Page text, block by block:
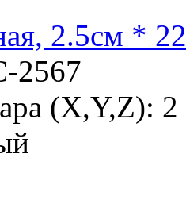
2.5см *
2567
(X,Y,Z):